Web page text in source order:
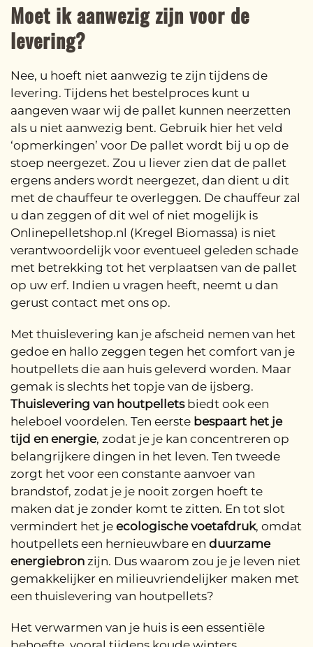
Moet ik aanwezig zijn voor de
levering?
Nee, u hoeft niet aanwezig te zijn tijdens de
levering. Tijdens het bestelproces kunt u
aangeven waar wij de pallet kunnen neerzetten
als u niet aanwezig bent. Gebruik hier het veld
‘opmerkingen’ voor De pallet wordt bij u op de
stoep neergezet. Zou u liever zien dat de pallet
ergens anders wordt neergezet, dan dient u dit
met de chauffeur te overleggen. De chauffeur zal
u dan zeggen of dit wel of niet mogelijk is
Onlinepelletshop.nl (Kregel Biomassa) is niet
verantwoordelijk voor eventueel geleden schade
met betrekking tot het verplaatsen van de pallet
op uw erf. Indien u vragen heeft, neemt u dan
gerust contact met ons op.
Met thuislevering kan je afscheid nemen van het
gedoe en hallo zeggen tegen het comfort van je
houtpellets die aan huis geleverd worden. Maar
gemak is slechts het topje van de ijsberg.
Thuislevering van houtpelletsbiedt ook een
heleboel voordelen. Ten eerste bespaart het je
tijd en energie, zodat je je kan concentreren op
belangrijkere dingen in het leven. Ten tweede
zorgt het voor een constante aanvoer van
brandstof, zodat je je nooit zorgen hoeft te
maken dat je zonder komt te zitten. En tot slot
vermindert het je ecologische voetafdruk, omdat
houtpellets een hernieuwbare en duurzame
energiebron zijn. Dus waarom zou je je leven niet
gemakkelijker en milieuvriendelijker maken met
een thuislevering van houtpellets?
Het verwarmen van je huis is een essentiële